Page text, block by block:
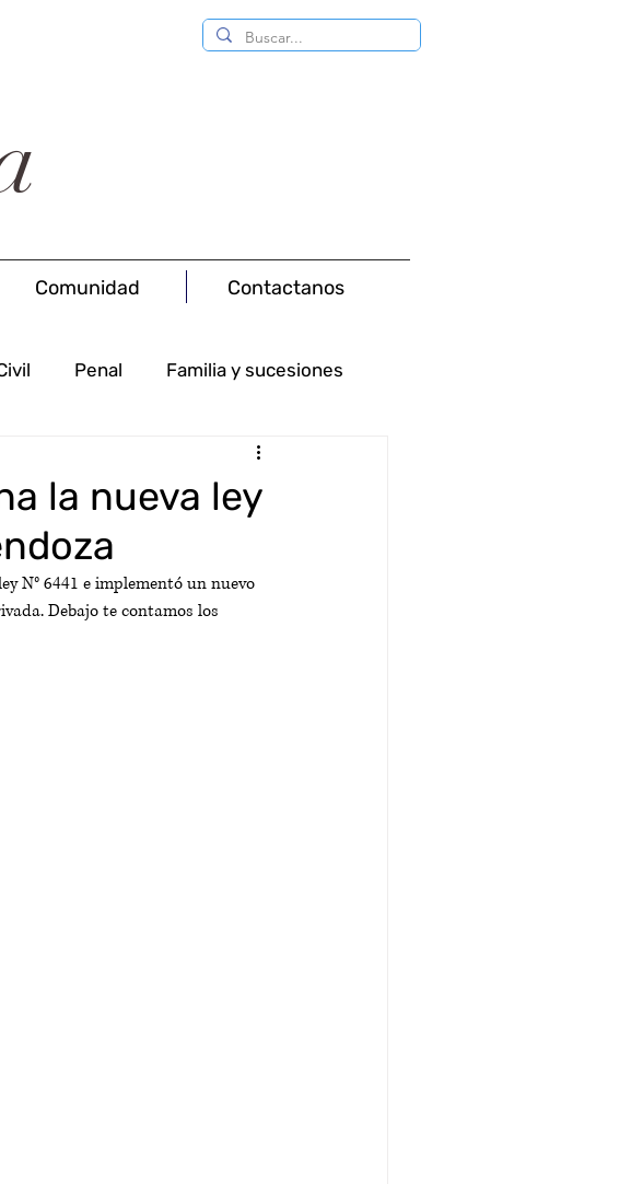
Comunidad Contactanos
Penal Familia y sucesiones
Minas
la nueva ley
N° 6441 e implementó un nuevo
Debajo te contamos los